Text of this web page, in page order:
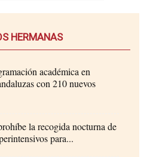
HERMANAS
académica en
con 210 nuevos
la recogida nocturna de
para...